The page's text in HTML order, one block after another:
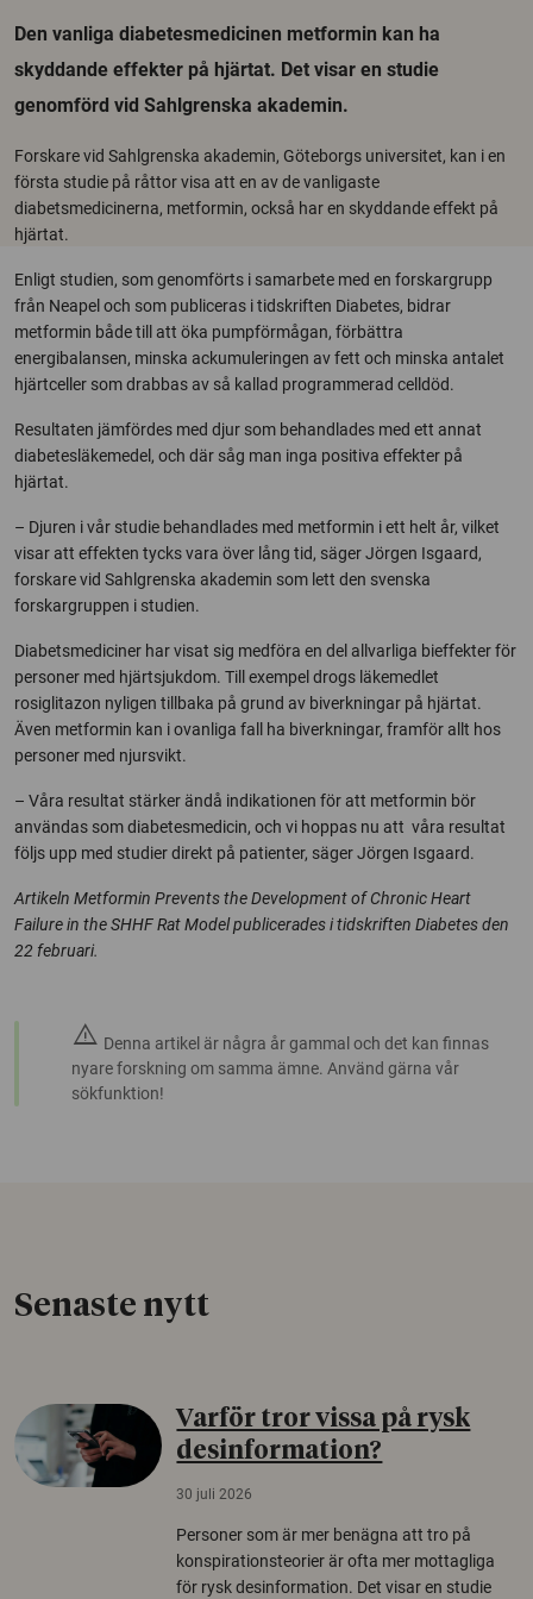
Den vanliga diabetesmedicinen metformin kan ha
skyddande effekter på hjärtat. Det visar en studie
genomförd vid Sahlgrenska akademin.
Forskare vid Sahlgrenska akademin, Göteborgs universitet, kan i en
första studie på råttor visa att en av de vanligaste
diabetsmedicinerna, metformin, också har en skyddande effekt på
hjärtat.
Enligt studien, som genomförts i samarbete med en forskargrupp
från Neapel och som publiceras i tidskriften Diabetes, bidrar
metformin både till att öka pumpförmågan, förbättra
energibalansen, minska ackumuleringen av fett och minska antalet
hjärtceller som drabbas av så kallad programmerad celldöd.
Resultaten jämfördes med djur som behandlades med ett annat
diabetesläkemedel, och där såg man inga positiva effekter på
hjärtat.
– Djuren i vår studie behandlades med metformin i ett helt år, vilket
visar att effekten tycks vara över lång tid, säger Jörgen Isgaard,
forskare vid Sahlgrenska akademin som lett den svenska
forskargruppen i studien.
Diabetsmediciner har visat sig medföra en del allvarliga bieffekter för
personer med hjärtsjukdom. Till exempel drogs läkemedlet
rosiglitazon nyligen tillbaka på grund av biverkningar på hjärtat.
Även metformin kan i ovanliga fall ha biverkningar, framför allt hos
personer med njursvikt.
– Våra resultat stärker ändå indikationen för att metformin bör
användas som diabetesmedicin, och vi hoppas nu att våra resultat
följs upp med studier direkt på patienter, säger Jörgen Isgaard.
Artikeln Metformin Prevents the Development of Chronic Heart
Failure in the SHHF Rat Model publicerades i tidskriften Diabetes den
22 februari.
warning Denna artikel är några år gammal och det kan finnas
nyare forskning om samma ämne. Använd gärna vår
sökfunktion!
Senaste nytt
Varför tror vissa på rysk
desinformation?
30 juli 2026
Personer som är mer benägna att tro på
konspirationsteorier är ofta mer mottagliga
för rysk desinformation. Det visar en studie